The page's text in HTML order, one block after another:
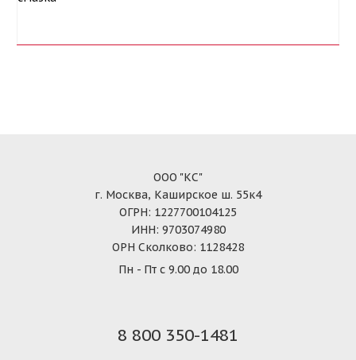
ООО "КС"
г. Москва, Каширское ш. 55к4
ОГРН: 1227700104125
ИНН: 9703074980
ОРН Сколково: 1128428
Пн - Пт с 9.00 до 18.00
8 800 350-1481